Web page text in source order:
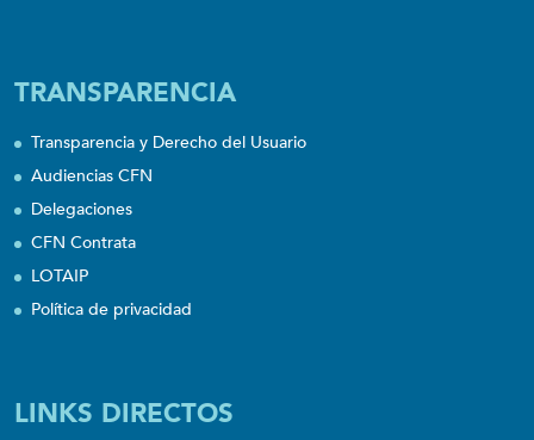
TRANSPARENCIA
Transparencia y Derecho del Usuario
Audiencias CFN
Delegaciones
CFN Contrata
LOTAIP
Política de privacidad
LINKS DIRECTOS